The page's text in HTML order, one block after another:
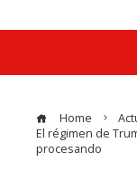
Home
El régimen de
procesando